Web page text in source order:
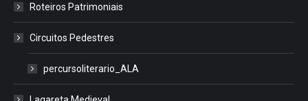
Roteiros Patrimoniais
Circuitos Pedestres
percursoliterario_ALA